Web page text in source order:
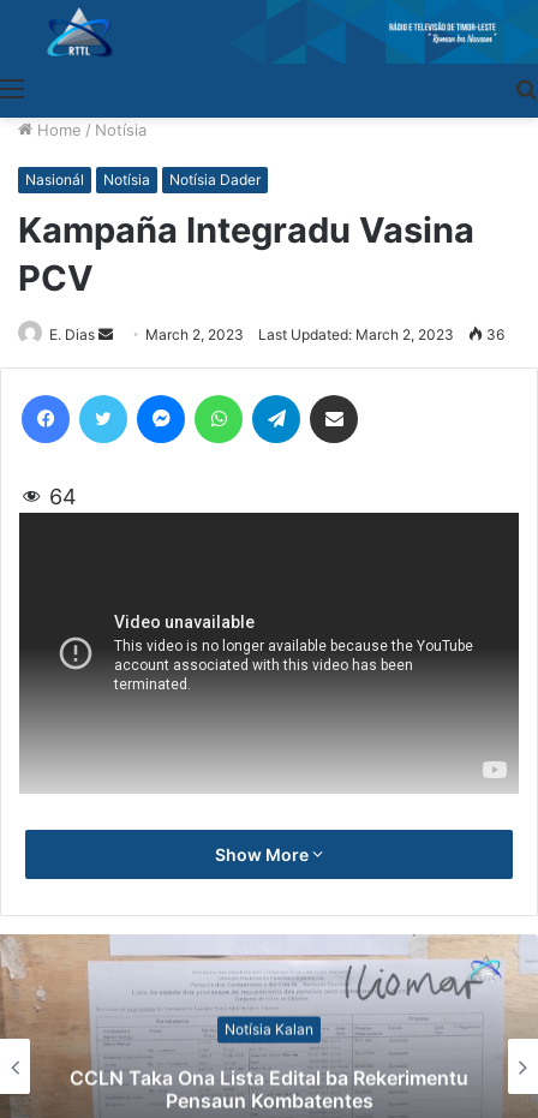
Home / Notísia
Nasionál Notísia Notísia Dader
Kampaña Integradu Vasina
PCV
E. Dias
Send
an
March 2, 2023 Last Updated: March 2, 2023 36
64
Show More
Notísia Kalan
CCLN Taka Ona Lista Edital ba Rekerimentu
Pensaun Kombatentes